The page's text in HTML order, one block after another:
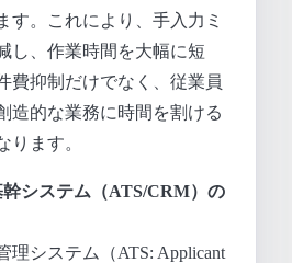
す。これにより、手入力ミ
し、作業時間を大幅に短
費抑制だけでなく、従業員
造的な業務に時間を割ける
ります。
システム（ATS/CRM）の
理システム（ATS: Applicant